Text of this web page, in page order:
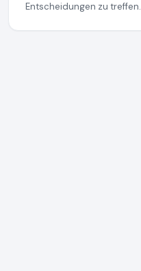
Entscheidungen zu treffen.